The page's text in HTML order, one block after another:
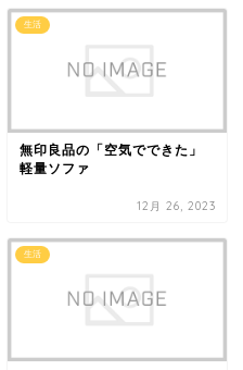
生活
無印良品の「空気でできた」
軽量ソファ
12月 26, 2023
生活